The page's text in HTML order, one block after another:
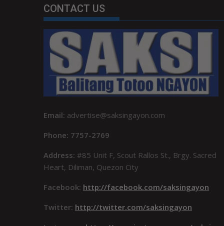
CONTACT US
Email: advertise@saksingayon.com
Phone: 7757-2769
Address: #85 Unit F, Scout Rallos St., Brgy. Sacred
Heart, Diliman, Quezon City
Facebook: http://facebook.com/saksingayon
Twitter: http://twitter.com/saksingayon